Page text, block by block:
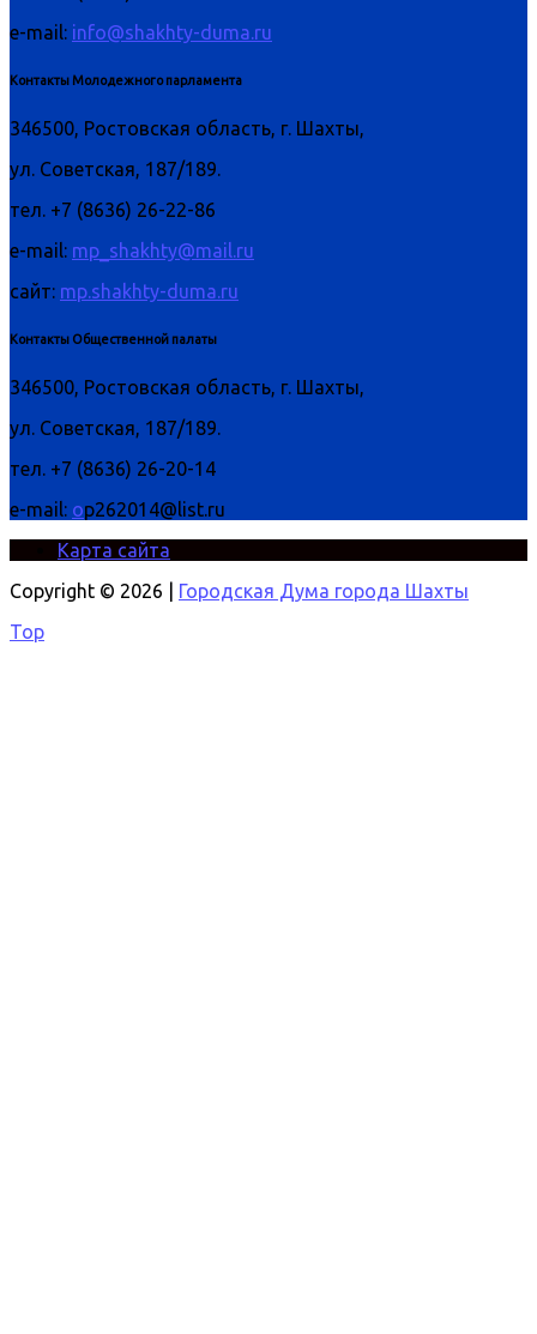
e-mail: info@shakhty-duma.ru
Контакты Молодежного парламента
346500, Ростовская область, г. Шахты,
ул. Советская, 187/189.
тел. +7 (8636) 26-22-86
e-mail: mp_shakhty@mail.ru
сайт: mp.shakhty-duma.ru
Контакты Общественной палаты
346500, Ростовская область, г. Шахты,
ул. Советская, 187/189.
тел. +7 (8636) 26-20-14
e-mail: op262014@list.ru
Карта сайта
Copyright © 2026 |
Городская Дума города Шахты
Top